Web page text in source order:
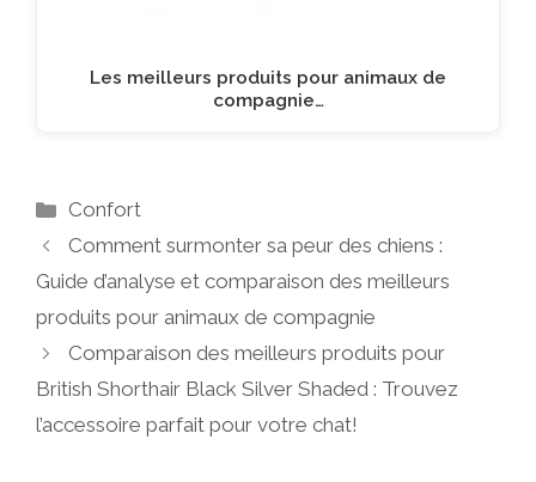
Les meilleurs produits pour animaux de
compagnie…
Catégories
Confort
Comment surmonter sa peur des chiens :
Guide d’analyse et comparaison des meilleurs
produits pour animaux de compagnie
Comparaison des meilleurs produits pour
British Shorthair Black Silver Shaded : Trouvez
l’accessoire parfait pour votre chat!